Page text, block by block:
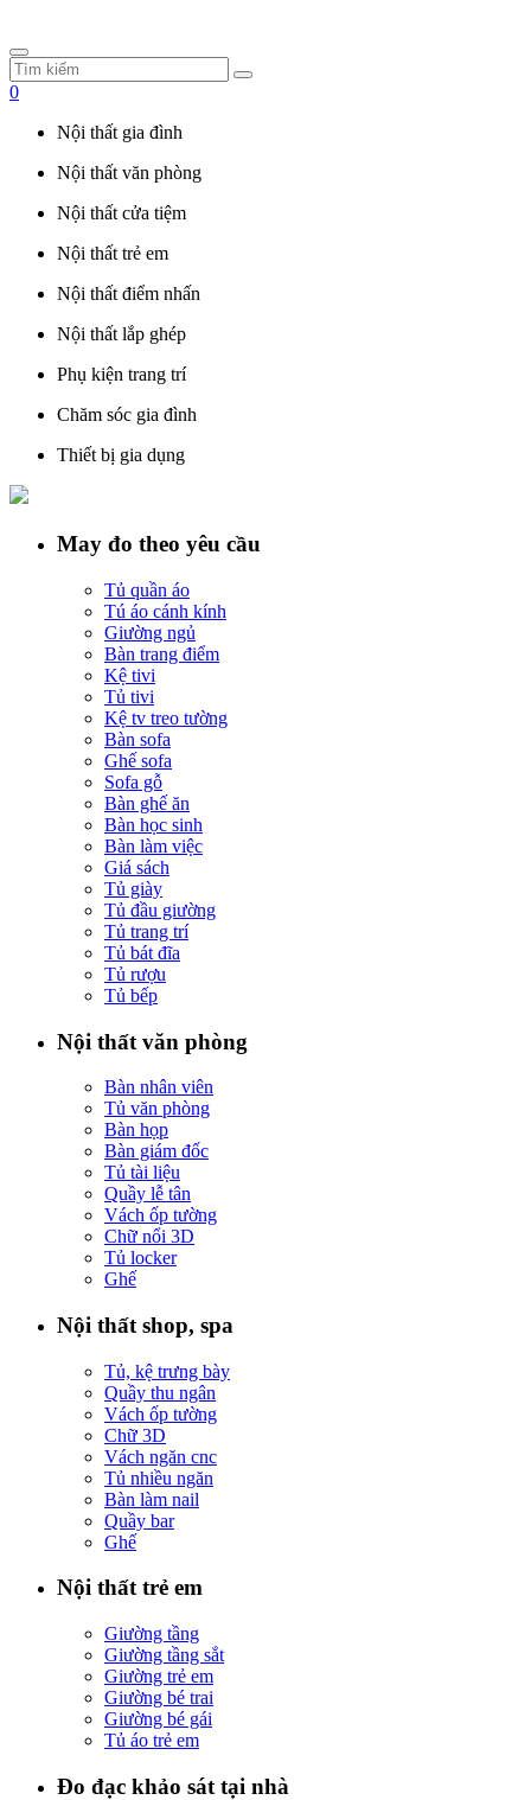
0
Nội thất gia đình
Nội thất văn phòng
Nội thất cửa tiệm
Nội thất trẻ em
Nội thất điểm nhấn
Nội thất lắp ghép
Phụ kiện trang trí
Chăm sóc gia đình
Thiết bị gia dụng
May đo theo yêu cầu
Tủ quần áo
Tú áo cánh kính
Giường ngủ
Bàn trang điểm
Kệ tivi
Tủ tivi
Kệ tv treo tường
Bàn sofa
Ghế sofa
Sofa gỗ
Bàn ghế ăn
Bàn học sinh
Bàn làm việc
Giá sách
Tủ giày
Tủ đầu giường
Tủ trang trí
Tủ bát đĩa
Tủ rượu
Tủ bếp
Nội thất văn phòng
Bàn nhân viên
Tủ văn phòng
Bàn họp
Bàn giám đốc
Tủ tài liệu
Quầy lễ tân
Vách ốp tường
Chữ nổi 3D
Tủ locker
Ghế
Nội thất shop, spa
Tủ, kệ trưng bày
Quầy thu ngân
Vách ốp tường
Chữ 3D
Vách ngăn cnc
Tủ nhiều ngăn
Bàn làm nail
Quầy bar
Ghế
Nội thất trẻ em
Giường tầng
Giường tầng sắt
Giường trẻ em
Giường bé trai
Giường bé gái
Tủ áo trẻ em
Đo đạc khảo sát tại nhà